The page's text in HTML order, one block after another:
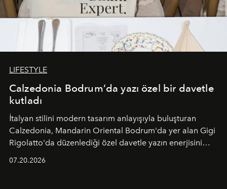
LIFESTYLE
Calzedonia Bodrum’da yazı özel bir davetle
kutladı
İtalyan stilini modern tasarım anlayışıyla buluşturan
Calzedonia, Mandarin Oriental Bodrum'da yer alan Gigi
Rigolatto'da düzenlediği özel davetle yazın enerjisini
07.20.2026